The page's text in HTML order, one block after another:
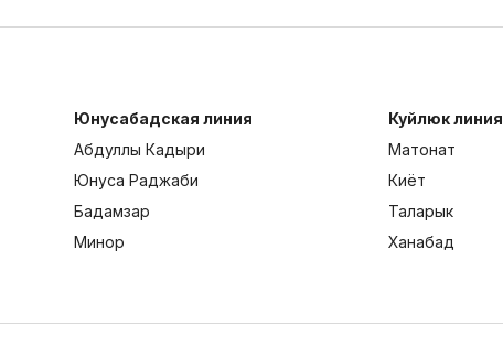
Юнусабадская линия
Абдуллы Кадыри
Юнуса Раджаби
Бадамзар
Минор
Куйлюк линия
Матонат
Киёт
Таларык
Ханабад